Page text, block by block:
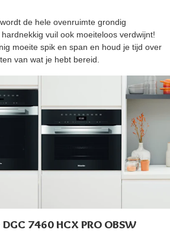
de hele ovenruimte grondig
vuil ook moeiteloos verdwijnt!
moeite spik en span en houd je tijd over
van wat je hebt bereid.
7460 HCX PRO OBSW